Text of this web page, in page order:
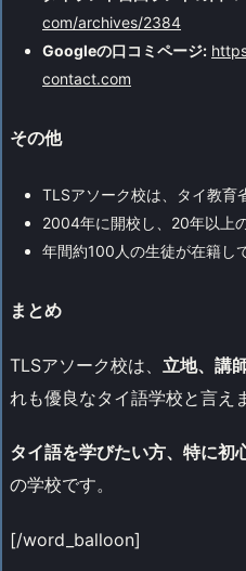
com/archives/2384
Googleの口コミページ:
contact.com
その他
TLSアソーク校は、タイ教育
2004年に開校し、20年以上
年間約100人の生徒が在籍し
まとめ
TLSアソーク校は、 立地、講
れも優良なタイ語学校と言え
タイ語を学びたい方、特に初
の学校です。
[/word_balloon]